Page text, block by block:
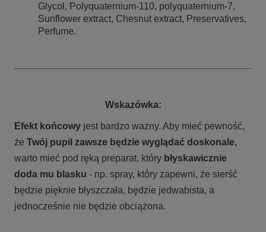
Glycol, Polyquaternium-110, polyquaternium-7,
Sunflower extract, Chesnut extract, Preservatives,
Perfume.
Wskazówka:
Efekt końcowy jest bardzo ważny. Aby mieć pewność,
że Twój pupil zawsze będzie wyglądać doskonale,
warto mieć pod ręką preparat, który błyskawicznie
doda mu blasku - np. spray, który zapewni, że sierść
będzie pięknie błyszczała, będzie jedwabista, a
jednocześnie nie będzie obciążona.